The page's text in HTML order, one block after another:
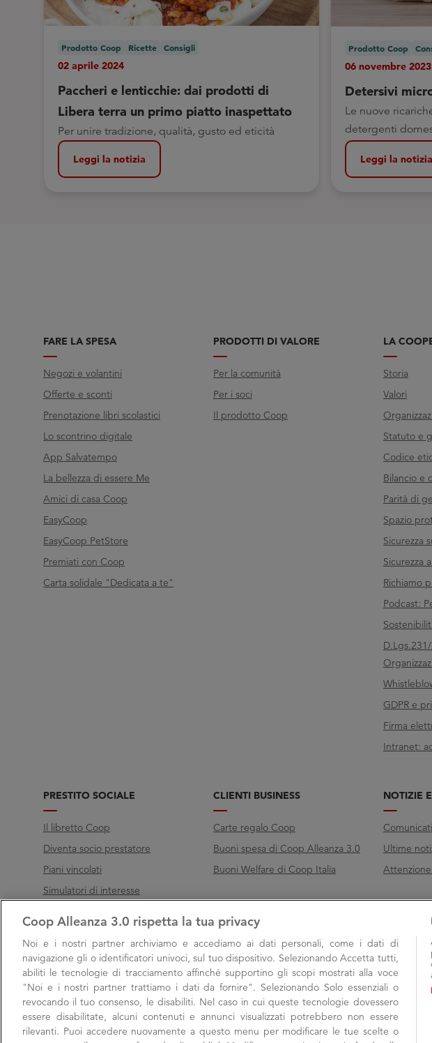
Prodotto Coop Ricette Consigli
02 aprile 2024
Paccheri e lenticchie: dai prodotti di
Libera terra un primo piatto inaspettato
Per unire tradizione, qualità, gusto ed eticità
Leggi la notizia
Prodotto Coop
06 novembre 2023
Detersivi
Le nuove
detergenti
Leggi la notizia
FARE LA SPESA
Negozi e volantini
Offerte e sconti
Prenotazione libri scolastici
Lo scontrino digitale
App Salvatempo
La bellezza di essere Me
Amici di casa Coop
EasyCoop
EasyCoop PetStore
Premiati con Coop
Carta solidale "Dedicata a te"
PRODOTTI DI VALORE
Per la comunità
Per i soci
Il prodotto Coop
LA
Storia
Valori
Statuto e
Codice
Bilancio e
Parità di
Spazio
Sicurezza
Sicurezza
Richiamo
Podcast:
GDPR e
Firma
Intranet:
PRESTITO SOCIALE
Il libretto Coop
Diventa socio prestatore
Piani vincolati
Simulatori di interesse
CLIENTI BUSINESS
Carte regalo Coop
Buoni spesa di Coop Alleanza 3.0
Buoni Welfare di Coop Italia
NOTIZIE
Ultime
Call800 000 003
Lunedì → Venerdì, 9:00 → 17:00
Sabato, 9:00 → 13:00
Coop Alleanza 3.0 rispetta la tua privacy
Noi e i nostri partner archiviamo e accediamo ai dati personali, come i dati di
navigazione gli o identificatori univoci, sul tuo dispositivo. Selezionando Accetta tutti,
abiliti le tecnologie di tracciamento affinché supportino gli scopi mostrati alla voce
"Noi e i nostri partner trattiamo i dati da fornire". Selezionando Solo essenziali o
revocando il tuo consenso, le disabiliti. Nel caso in cui queste tecnologie dovessero
essere disabilitate, alcuni contenuti e annunci visualizzati potrebbero non essere
rilevanti. Puoi accedere nuovamente a questo menu per modificare le tue scelte o